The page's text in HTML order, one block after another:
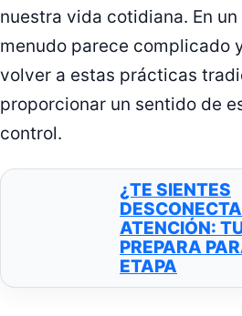
nuestra vida cotidiana. En
menudo parece complicado
volver a estas prácticas
proporcionar un sentido de
control.
¿TE SIENTES
ATENCIÓN:
PREPARA
ETAPA